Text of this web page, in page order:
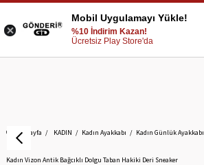
Anasayfa KADIN Kadın Ayakkabı Kadın Günlük Ayakkabı
Kadın Vizon Antik Bağcıklı Dolgu Taban Hakiki Deri Sneaker
Mobil Uygulamayı Yükle!
%10 İndirim Kazan!
Ücretsiz Play Store'da